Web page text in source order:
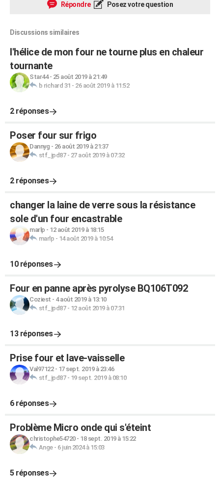
Répondre Posez votre question
Discussions similaires
l'hélice de mon four ne tourne plus en chaleur
tournante
Star44- 25 août 2019 à 21:49
b richard 31 - 26 août 2019 à 11:52
2 réponses
Poser four sur frigo
Dannyg - 26 août 2019 à 21:37
stf_jpd87- 27 août 2019 à 07:32
2 réponses
changer la laine de verre sous la résistance
sole d'un four encastrable
marlp - 12 août 2019 à 18:15
marlp - 14 août 2019 à 10:54
10 réponses
Four en panne après pyrolyse BQ106T092
Coziest - 4 août 2019 à 13:10
stf_jpd87- 12 août 2019 à 07:31
13 réponses
Prise four et lave-vaisselle
Val97122- 17 sept. 2019 à 23:46
stf_jpd87- 19 sept. 2019 à 08:10
6 réponses
Problème Micro onde qui s'éteint
christophe54720- 18 sept. 2019 à 15:22
Ange- 6 juin 2024 à 15:03
5 réponses